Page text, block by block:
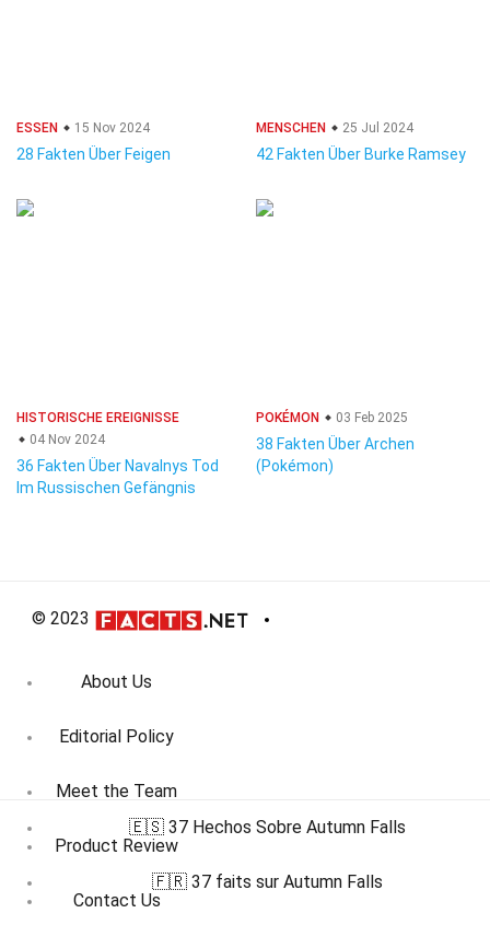
ESSEN 15 Nov 2024
28 Fakten Über Feigen
MENSCHEN 25 Jul 2024
42 Fakten Über Burke Ramsey
HISTORISCHE EREIGNISSE
04 Nov 2024
36 Fakten Über Navalnys Tod
Im Russischen Gefängnis
POKÉMON 03 Feb 2025
38 Fakten Über Archen
(Pokémon)
© 2023
About Us
Editorial Policy
Meet the Team
Product Review
Contact Us
🇪🇸 37 Hechos Sobre Autumn Falls
🇫🇷 37 faits sur Autumn Falls